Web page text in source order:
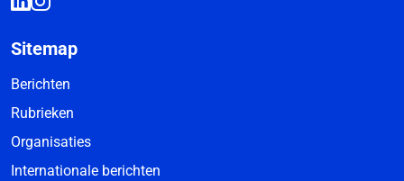
Sitemap
Berichten
Rubrieken
Organisaties
Internationale berichten